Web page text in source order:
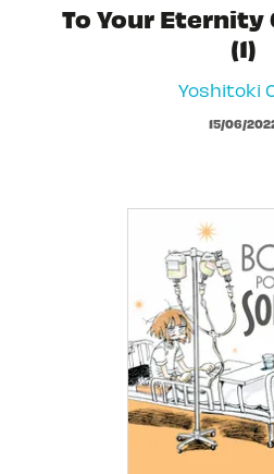
To Your Eternity
(1)
Yoshitoki
15/06/